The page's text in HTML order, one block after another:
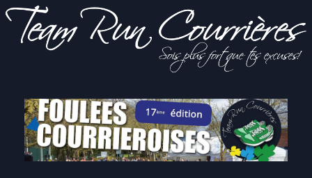
Team Run
plus fort
que tes
excuses!